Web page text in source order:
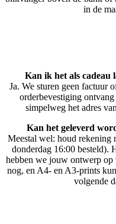
in de
Kan ik het als cadeau
Ja. We sturen geen factuur
orderbevestiging
simpelweg het adres
Kan het geleverd
Meestal wel: houd rekening
donderdag 16:00 besteld).
hebben we jouw ontwerp op
nog, en A4- en A3-prints
volgende